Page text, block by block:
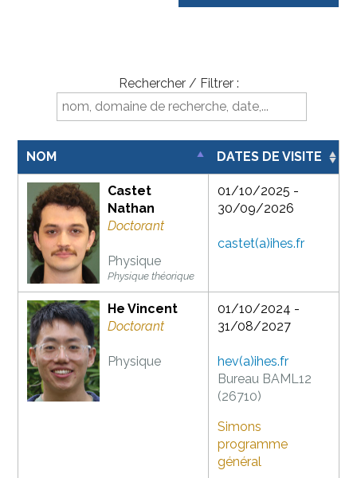
Rechercher / Filtrer :
NOM DATES DE VISITE
Castet
Nathan
Doctorant
Physique
Physique théorique
01/10/2025 -
30/09/2026
castet(a)ihes.fr
He Vincent
Doctorant
Physique
01/10/2024 -
31/08/2027
hev(a)ihes.fr
Bureau BAML12
(26710)
Simons
programme
général